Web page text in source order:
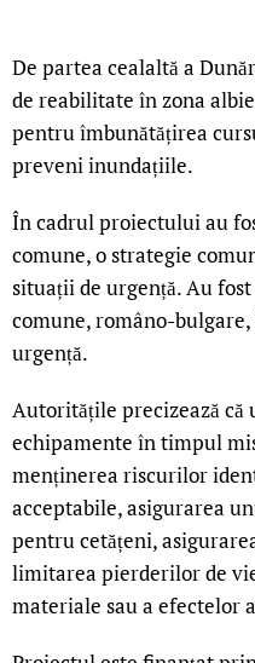
De partea cealaltă a
de reabilitate în zona
pentru îmbunătățirea
preveni inundațiile.
În cadrul proiectului au
comune, o strategie
situații de urgență. Au
comune, româno-
urgență.
Autoritățile precizează
echipamente în timpul
menținerea riscurilor
acceptabile, asigurarea
pentru cetățeni,
limitarea pierderilor de
materiale sau a efectelor